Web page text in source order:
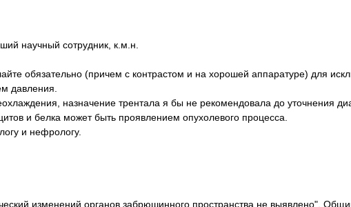
научный сотрудник, к.м.н.
обязательно (причем с контрастом и на хорошей аппаратуре) для
давления.
назначение трентала я бы не рекомендовала до уточнения
и белка может быть проявлением опухолевого процесса.
и нефрологу.
изменений органов забрюшинного пространства не выявлено".